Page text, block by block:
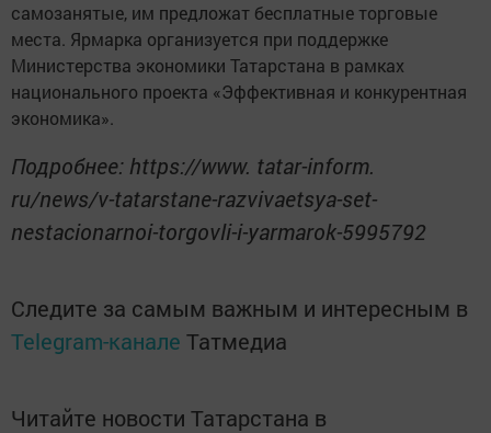
самозанятые, им предложат бесплатные торговые
места. Ярмарка организуется при поддержке
Министерства экономики Татарстана в рамках
национального проекта «Эффективная и конкурентная
экономика».
Подробнее: https://www. tatar-inform.
ru/news/v-tatarstane-razvivaetsya-set-
nestacionarnoi-torgovli-i-yarmarok-5995792
Следите за самым важным и интересным в
Telegram-канале Татмедиа
Читайте новости Татарстана в